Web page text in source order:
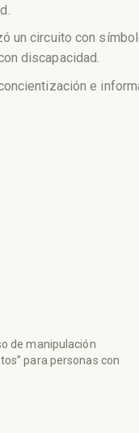
un circuito con
discapacidad.
e
de manipulación
para personas con